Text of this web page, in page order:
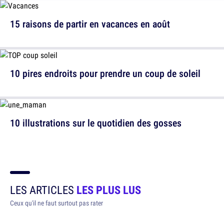
10 pires endroits pour prendre un coup de soleil
15 raisons de partir en vacances en août
10 illustrations sur le quotidien des gosses
LES ARTICLES LES PLUS LUS
Ceux qu'il ne faut surtout pas rater